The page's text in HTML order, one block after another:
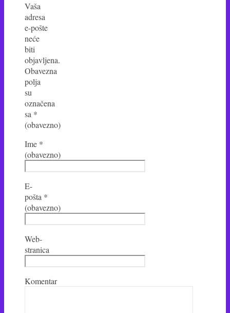
Vaša
adresa
e-pošte
neće
biti
objavljena.
Obavezna
polja
su
označena
sa *
(obavezno)
Ime *
(obavezno)
E-
pošta *
(obavezno)
Web-
stranica
Komentar